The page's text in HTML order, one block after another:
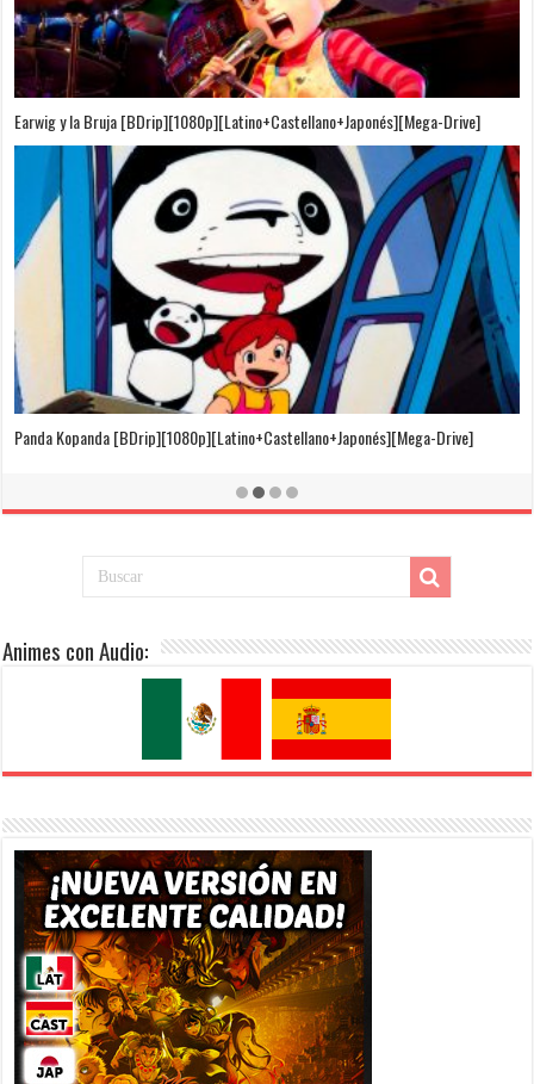
Puedo Escuchar el Mar [Película][BDrip][1080p][Dual Audio]
[Castellano+Japonés][Sub-Español][MEGA]
Animes con Audio: